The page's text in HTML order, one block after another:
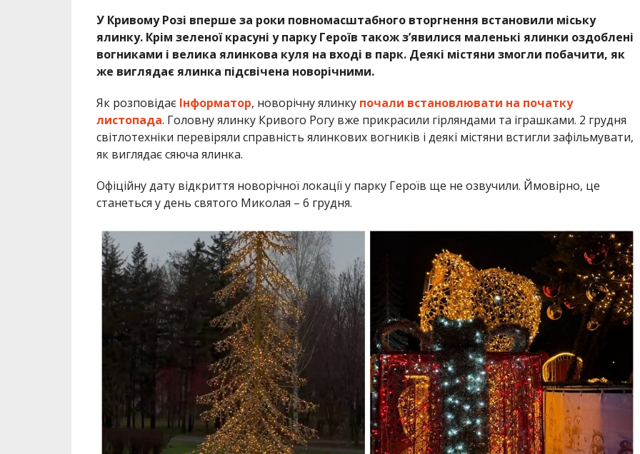
У Кривому Розі вперше за роки повномасштабного вторгнення встановили міську
ялинку. Крім зеленої красуні у парку Героїв також з’явилися маленькі ялинки оздоблені
вогниками і велика ялинкова куля на вході в парк. Деякі містяни змогли побачити, як
же виглядає ялинка підсвічена новорічними.
Як розповідає Інформатор, новорічну ялинку почали встановлювати на початку
листопада. Головну ялинку Кривого Рогу вже прикрасили гірляндами та іграшками. 2 грудня
світлотехніки перевіряли справність ялинкових вогників і деякі містяни встигли зафільмувати,
як виглядає сяюча ялинка.
Офіційну дату відкриття новорічної локації у парку Героїв ще не озвучили. Ймовірно, це
станеться у день святого Миколая – 6 грудня.